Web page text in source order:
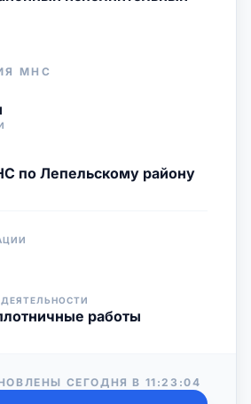
МНС
по Лепельскому району
работы
СЕГОДНЯ В 11:23:04